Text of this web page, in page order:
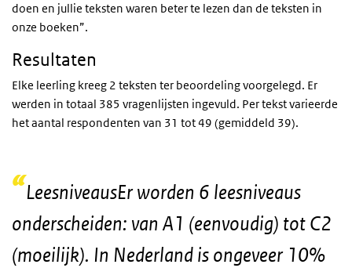
doen en jullie teksten waren beter te lezen dan de teksten in
onze boeken”.
Resultaten
Elke leerling kreeg 2 teksten ter beoordeling voorgelegd. Er
werden in totaal 385 vragenlijsten ingevuld. Per tekst varieerde
het aantal respondenten van 31 tot 49 (gemiddeld 39).
LeesniveausEr worden 6 leesniveaus
onderscheiden: van A1 (eenvoudig) tot C2
(moeilijk). In Nederland is ongeveer 10%